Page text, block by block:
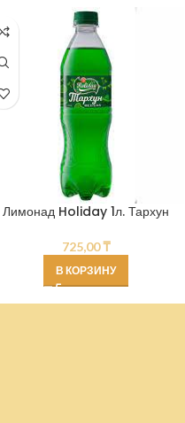
Лимонад Holiday 1л. Тархун
725,00₸
В КОРЗИНУ